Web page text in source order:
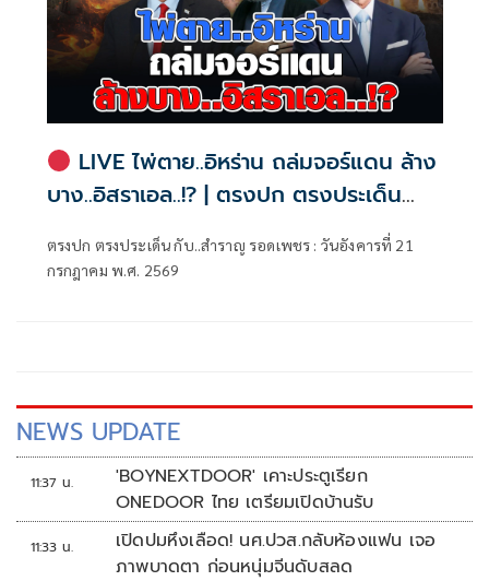
LIVE ไพ่ตาย..อิหร่าน ถล่มจอร์แดน ล้าง
บาง..อิสราเอล..!? | ตรงปก ตรงประเด็น
ตรงปก ตรงประเด็น กับ..สำราญ รอดเพชร : วันอังคารที่ 21
กรกฎาคม พ.ศ. 2569
NEWS UPDATE
11:37 น.
'BOYNEXTDOOR' เคาะประตูเรียก
ONEDOOR ไทย เตรียมเปิดบ้านรับ
11:33 น.
เปิดปมหึงเลือด! นศ.ปวส.กลับห้องแฟน เจอ
ภาพบาดตา ก่อนหนุ่มจีนดับสลด